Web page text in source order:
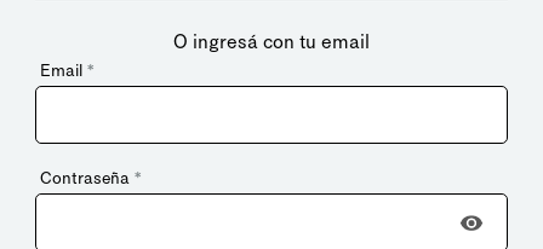
O ingresá con tu email
Email *
Contraseña *